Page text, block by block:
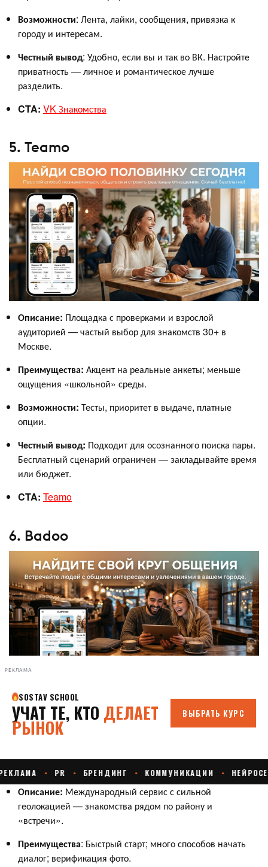
Возможности: Лента, лайки, сообщения, привязка к
городу и интересам.
Честный вывод: Удобно, если вы и так во ВК. Настройте
приватность — личное и романтическое лучше
разделить.
CTA: VK Знакомства
5. Teamo
Описание: Площадка с проверками и взрослой
аудиторией — частый выбор для знакомств 30+ в
Москве.
Преимущества: Акцент на реальные анкеты; меньше
ощущения «школьной» среды.
Возможности: Тесты, приоритет в выдаче, платные
опции.
Честный вывод: Подходит для осознанного поиска пары.
Бесплатный сценарий ограничен — закладывайте время
или бюджет.
CTA: Teamo
6. Badoo
РЕКЛАМА
Описание: Международный сервис с сильной
геолокацией — знакомства рядом по району и
«встречи».
Преимущества: Быстрый старт; много способов начать
диалог; верификация фото.